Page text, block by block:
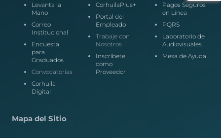
Levanta la
Mano
Correo
Institucional
Encuesta
para
Graduados
Convocatorias
Corhuila
Digital
CorhuilaPlus+
Portal del
Empleado
Trabaje con
Nosotros
Inscríbete
como
Proveedor
Pagos Seguros
en Línea
PQRS
Laboratorio de
Audiovisuales
Mesa de Ayuda
Mapa del Sitio